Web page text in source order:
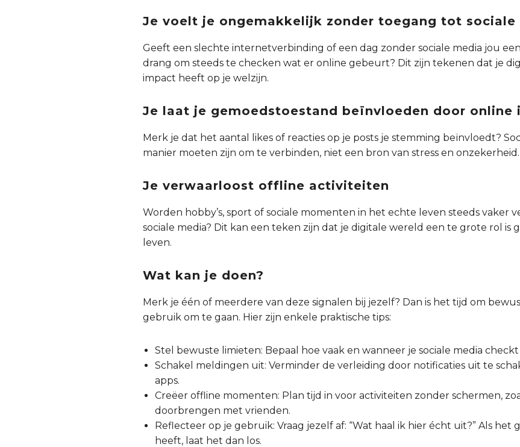
Je voelt je ongemakkelijk zonder toegang tot sociale
Geeft een slechte internetverbinding of een dag zonder sociale media jou
drang om steeds te checken wat er online gebeurt? Dit zijn tekenen dat je
impact heeft op je welzijn.
Je laat je gemoedstoestand beïnvloeden door online
Merk je dat het aantal likes of reacties op je posts je stemming beïnvloedt?
manier moeten zijn om te verbinden, niet een bron van stress en onzekerheid.
Je verwaarloost offline activiteiten
Worden hobby’s, sport of sociale momenten in het echte leven steeds vaker
sociale media? Dit kan een teken zijn dat je digitale wereld een te grote rol is
leven.
Wat kan je doen?
Merk je één of meerdere van deze signalen bij jezelf? Dan is het tijd om
gebruik om te gaan. Hier zijn enkele praktische tips:
Stel bewuste limieten: Bepaal hoe vaak en wanneer je sociale media
Schakel meldingen uit: Verminder de verleiding door notificaties uit te
apps.
Creëer offline momenten: Plan tijd in voor activiteiten zonder schermen,
doorbrengen met vrienden.
Reflecteer op je gebruik: Vraag jezelf af: “Wat haal ik hier écht uit?” Als
heeft, laat het dan los.